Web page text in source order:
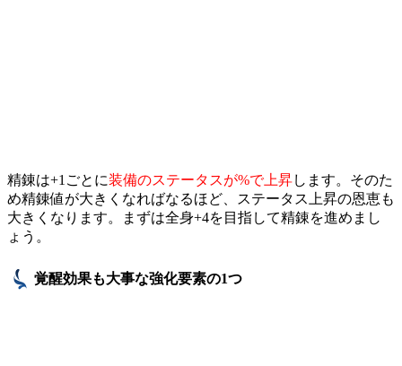
精錬は+1ごとに装備のステータスが%で上昇します。そのた
め精錬値が大きくなればなるほど、ステータス上昇の恩恵も
大きくなります。まずは全身+4を目指して精錬を進めまし
ょう。
覚醒効果も大事な強化要素の1つ